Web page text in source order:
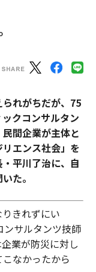
れがちだが、75
クコンサルタン
間企業が主体と
エンス社会」を
平川了治に、自
た。
りきれずにい
ンサルタンツ技師
業が防災に対し
なかったから